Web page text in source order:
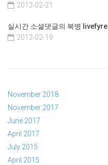
2012-02-21
실시간 소셜댓글의 복병 livefyre
2012-02-19
November 2018
November 2017
June 2017
April 2017
July 2015
April 2015